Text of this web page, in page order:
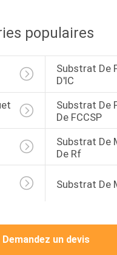
populaires
Substrat De
D'IC
Substrat De
De FCCSP
Substrat De
De Rf
Substrat De
Demandez un devis